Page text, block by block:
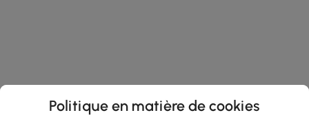
Politique en matière de cookies